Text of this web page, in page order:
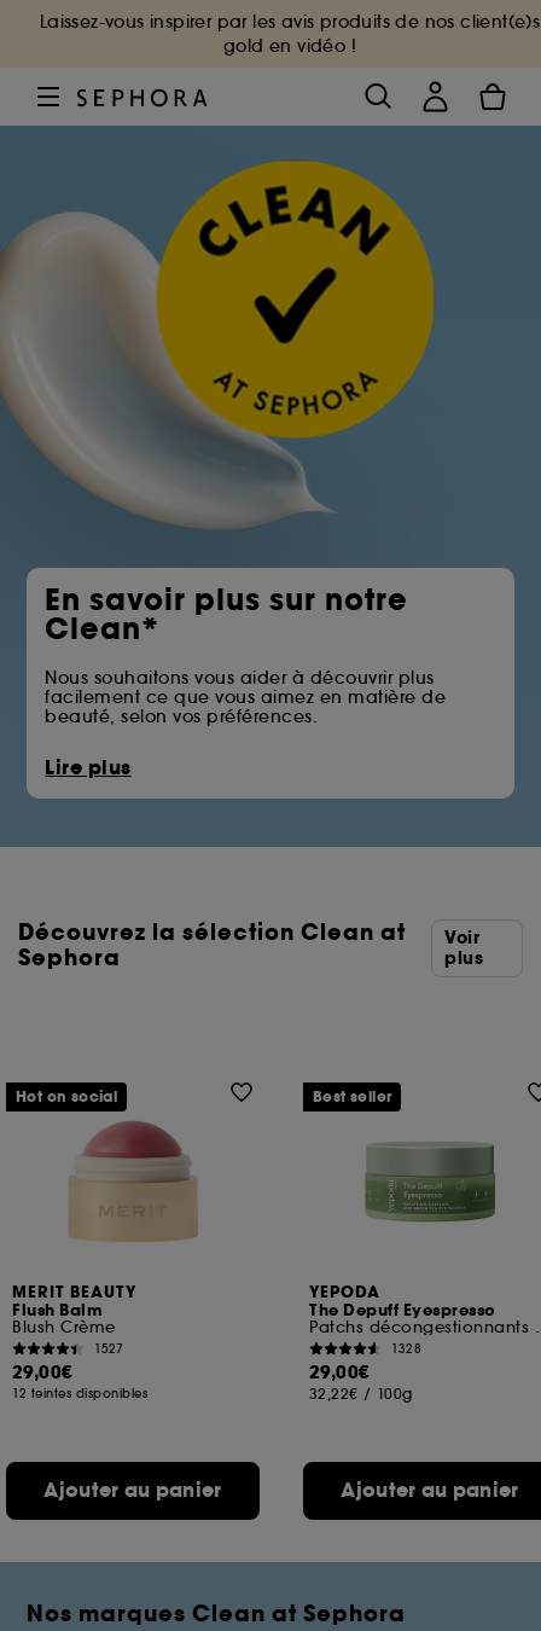
Laissez-vous inspirer par les avis produits de nos client(e)s
gold en vidéo !
En savoir plus sur notre
Clean*
Nous souhaitons vous aider à découvrir plus
facilement ce que vous aimez en matière de
beauté, selon vos préférences.
La pastille Clean at Sephora vous permet
d’identifier les produits qui écartent certains des
ingrédients issus des familles telles que les huiles
*Clean at Sephora = Des formules aux ingrédients
sélectionnés avec soin.
Lire plus
Découvrez la sélection Clean at
Sephora
Voir
plus
MERIT BEAUTY
Flush Balm
Blush Crème
1527
29,00€
12 teintes disponibles
Ajouter au panier
Hot on social
YEPODA
The Depuff Eyespresso
Patchs
1328
29,00€
32,22€ / 100g
Ajouter au panier
Best seller
Nos marques Clean at Sephora